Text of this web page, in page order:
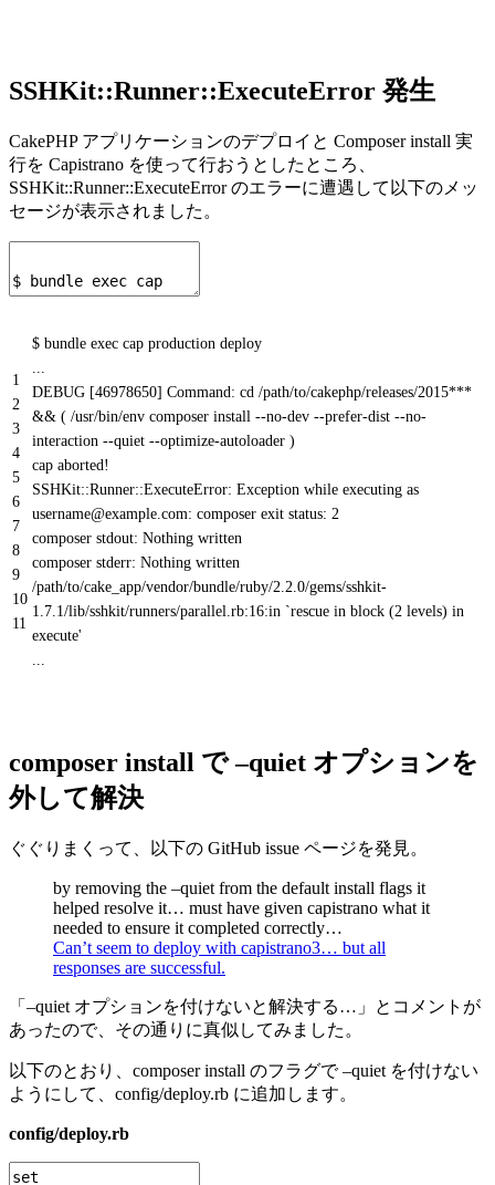
SSHKit::Runner::ExecuteError 発生
CakePHP アプリケーションのデプロイと Composer install 実
行を Capistrano を使って行おうとしたところ、
SSHKit::Runner::ExecuteError のエラーに遭遇して以下のメッ
セージが表示されました。
1
2
3
4
5
6
7
8
9
10
11
$ bundle exec cap production deploy
DEBUG [46978650] Command: cd /path/to/cakephp/releases/2015***
&& ( /usr/bin/env composer install --no-dev --prefer-dist --no-
interaction --quiet --optimize-autoloader )
cap aborted!
SSHKit::Runner::ExecuteError: Exception while executing as
username@example.com: composer exit status: 2
composer stdout: Nothing written
composer stderr: Nothing written
/path/to/cake_app/vendor/bundle/ruby/2.2.0/gems/sshkit-
1.7.1/lib/sshkit/runners/parallel.rb:16:in `rescue in block (2 levels) in
execute'
composer install で –quiet オプションを
外して解決
ぐぐりまくって、以下の GitHub issue ページを発見。
by removing the –quiet from the default install flags it
helped resolve it… must have given capistrano what it
needed to ensure it completed correctly…
Can’t seem to deploy with capistrano3… but all
responses are successful.
「–quiet オプションを付けないと解決する…」とコメントが
あったので、その通りに真似してみました。
以下のとおり、composer install のフラグで –quiet を付けない
ようにして、config/deploy.rb に追加します。
config/deploy.rb